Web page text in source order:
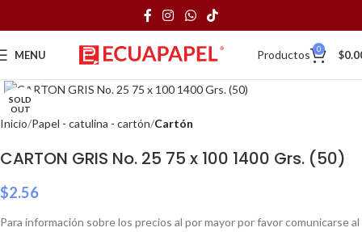
MENU Productos 0 $
SOLD
OUT
Click to enlarge
Inicio Papel - catulina - cartón Cartón
CARTON GRIS No. 25 75 x 100 1400 Grs. (50)
$2.56
Para información sobre los precios al por mayor por favor comunicarse al